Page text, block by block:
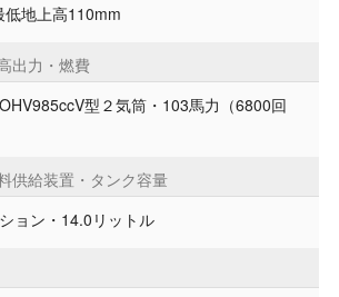
地上高110mm
出力・燃費
型２気筒・103馬力（6800回
供給装置・タンク容量
ョン・14.0リットル